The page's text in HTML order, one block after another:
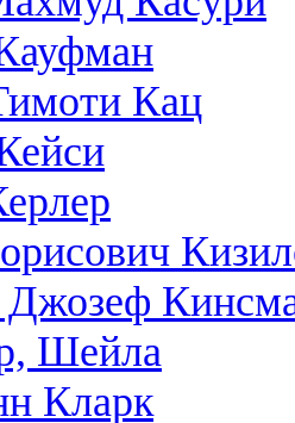
Кац
Джозеф
Шейла
Кларк